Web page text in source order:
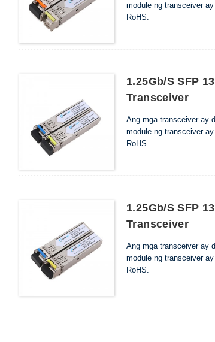
module ng transceiver
RoHS.
1.25Gb/s SFP
Transceiver
Ang mga transceiver ay
module ng transceiver
RoHS.
1.25Gb/s SFP
Transceiver
Ang mga transceiver ay
module ng transceiver
RoHS.